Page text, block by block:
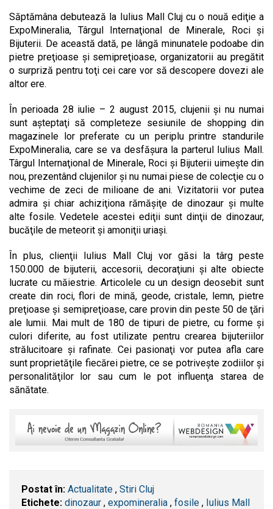
Săptămâna debutează la Iulius Mall Cluj cu o nouă ediţie a
ExpoMineralia, Târgul Internaţional de Minerale, Roci şi
Bijuterii. De această dată, pe lângă minunatele podoabe din
pietre preţioase şi semipreţioase, organizatorii au pregătit
o surpriză pentru toţi cei care vor să descopere dovezi ale
altor ere.
În perioada 28 iulie – 2 august 2015, clujenii şi nu numai
sunt aşteptaţi să completeze sesiunile de shopping din
magazinele lor preferate cu un periplu printre standurile
ExpoMineralia, care se va desfăşura la parterul Iulius Mall.
Târgul Internaţional de Minerale, Roci şi Bijuterii uimeşte din
nou, prezentând clujenilor şi nu numai piese de colecţie cu o
vechime de zeci de milioane de ani. Vizitatorii vor putea
admira şi chiar achiziţiona rămăşiţe de dinozaur şi multe
alte fosile. Vedetele acestei ediţii sunt dinţii de dinozaur,
bucăţile de meteorit şi amoniţii uriaşi.
În plus, clienţii Iulius Mall Cluj vor găsi la târg peste
150.000 de bijuterii, accesorii, decoraţiuni şi alte obiecte
lucrate cu măiestrie. Articolele cu un design deosebit sunt
create din roci, flori de mină, geode, cristale, lemn, pietre
preţioase şi semipreţioase, care provin din peste 50 de ţări
ale lumii. Mai mult de 180 de tipuri de pietre, cu forme şi
culori diferite, au fost utilizate pentru crearea bijuteriilor
strălucitoare şi rafinate. Cei pasionaţi vor putea afla care
sunt proprietăţile fiecărei pietre, ce se potriveşte zodiilor şi
personalităţilor lor sau cum le pot influenţa starea de
sănătate.
Postat în: Actualitate , Stiri Cluj
Etichete: dinozaur , expomineralia , fosile , Iulius Mall